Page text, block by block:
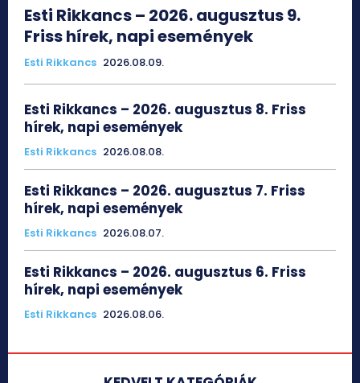
Esti Rikkancs – 2026. augusztus 9.
Friss hírek, napi események
Esti Rikkancs 2026.08.09.
Esti Rikkancs – 2026. augusztus 8. Friss
hírek, napi események
Esti Rikkancs 2026.08.08.
Esti Rikkancs – 2026. augusztus 7. Friss
hírek, napi események
Esti Rikkancs 2026.08.07.
Esti Rikkancs – 2026. augusztus 6. Friss
hírek, napi események
Esti Rikkancs 2026.08.06.